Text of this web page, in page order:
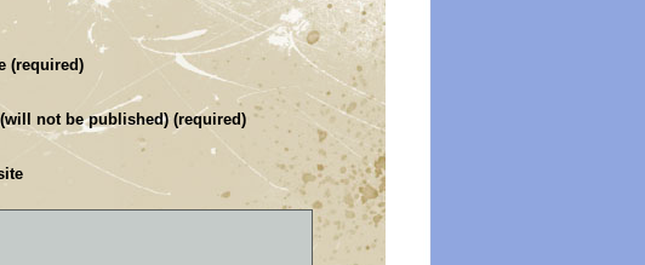
(required)
not be published) (required)